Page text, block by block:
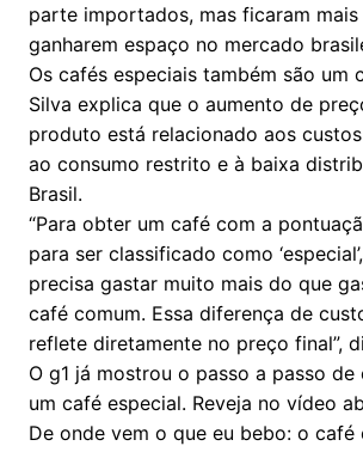
parte importados, mas ficaram
ganharem espaço no mercado
Os cafés especiais também são um
Silva explica que o aumento de
produto está relacionado aos
ao consumo restrito e à baixa
Brasil.
“Para obter um café com a
para ser classificado como
precisa gastar muito mais do que
café comum. Essa diferença de
reflete diretamente no preço final”,
O g1 já mostrou o passo a passo
um café especial. Reveja no vídeo
De onde vem o que eu bebo: o café